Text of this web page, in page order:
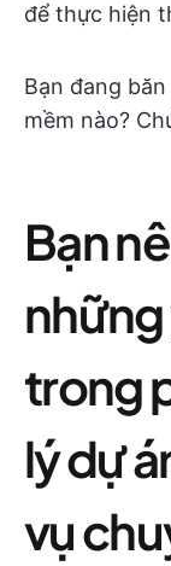
để thực hiện
Bạn đang
mềm nào?
Bạn
trong
lý dự
vụ